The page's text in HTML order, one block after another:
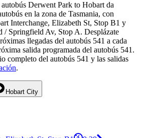
Derwent Park to Hobart da
en la zona de Tasmania, con
Interchange, Elizabeth St, Stop B1 y
/ Springfield Av, Stop A. Desplázate
llegadas del autobús 541 a cada
salida programada del autobús 541.
completo del autobús 541 y las salidas
.
Hobart City